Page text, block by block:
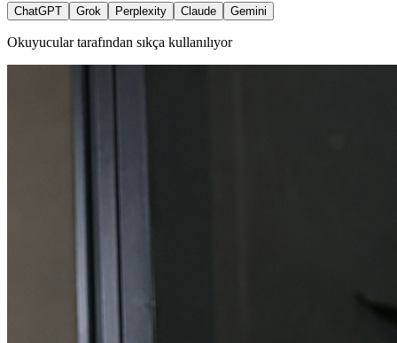
ChatGPT Grok Perplexity Claude Gemini
Okuyucular tarafından sıkça kullanılıyor